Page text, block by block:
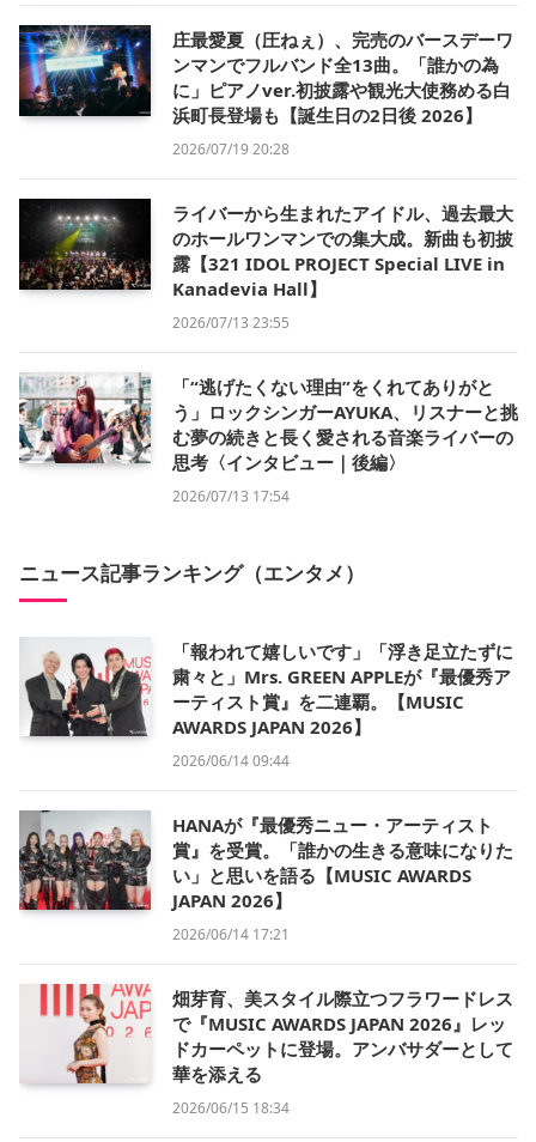
庄最愛夏（圧ねぇ）、完売のバースデーワ
ンマンでフルバンド全13曲。「誰かの為
に」ピアノver.初披露や観光大使務める白
浜町長登場も【誕生日の2日後 2026】
2026/07/19 20:28
ライバーから生まれたアイドル、過去最大
のホールワンマンでの集大成。新曲も初披
露【321 IDOL PROJECT Special LIVE in
Kanadevia Hall】
2026/07/13 23:55
「“逃げたくない理由”をくれてありがと
う」ロックシンガーAYUKA、リスナーと挑
む夢の続きと長く愛される音楽ライバーの
思考〈インタビュー｜後編〉
2026/07/13 17:54
ニュース記事ランキング（エンタメ）
「報われて嬉しいです」「浮き足立たずに
粛々と」Mrs. GREEN APPLEが『最優秀ア
ーティスト賞』を二連覇。【MUSIC
AWARDS JAPAN 2026】
2026/06/14 09:44
HANAが『最優秀ニュー・アーティスト
賞』を受賞。「誰かの生きる意味になりた
い」と思いを語る【MUSIC AWARDS
JAPAN 2026】
2026/06/14 17:21
畑芽育、美スタイル際立つフラワードレス
で『MUSIC AWARDS JAPAN 2026』レッ
ドカーペットに登場。アンバサダーとして
華を添える
2026/06/15 18:34